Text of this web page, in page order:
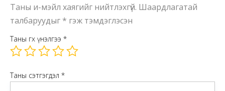
Таны и-мэйл хаягийг нийтлэхгүй. Шаардлагатай
талбаруудыг * гэж тэмдэглэсэн
Таны өгөх үнэлгээ *
Таны сэтгэгдэл *